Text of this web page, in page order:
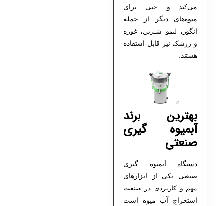
می‌کند و حتی برای
میوه‌های دیگر از جمله
انگور، لیمو شیرین، غوره
و زرشک نیز قابل استفاده
هستند.
بهترین برند
آبمیوه گیری
صنعتی
دستگاه آبمیوه گیری
صنعتی یکی از ابزارهای
مهم و کاربردی در صنعت
استخراج آب میوه است